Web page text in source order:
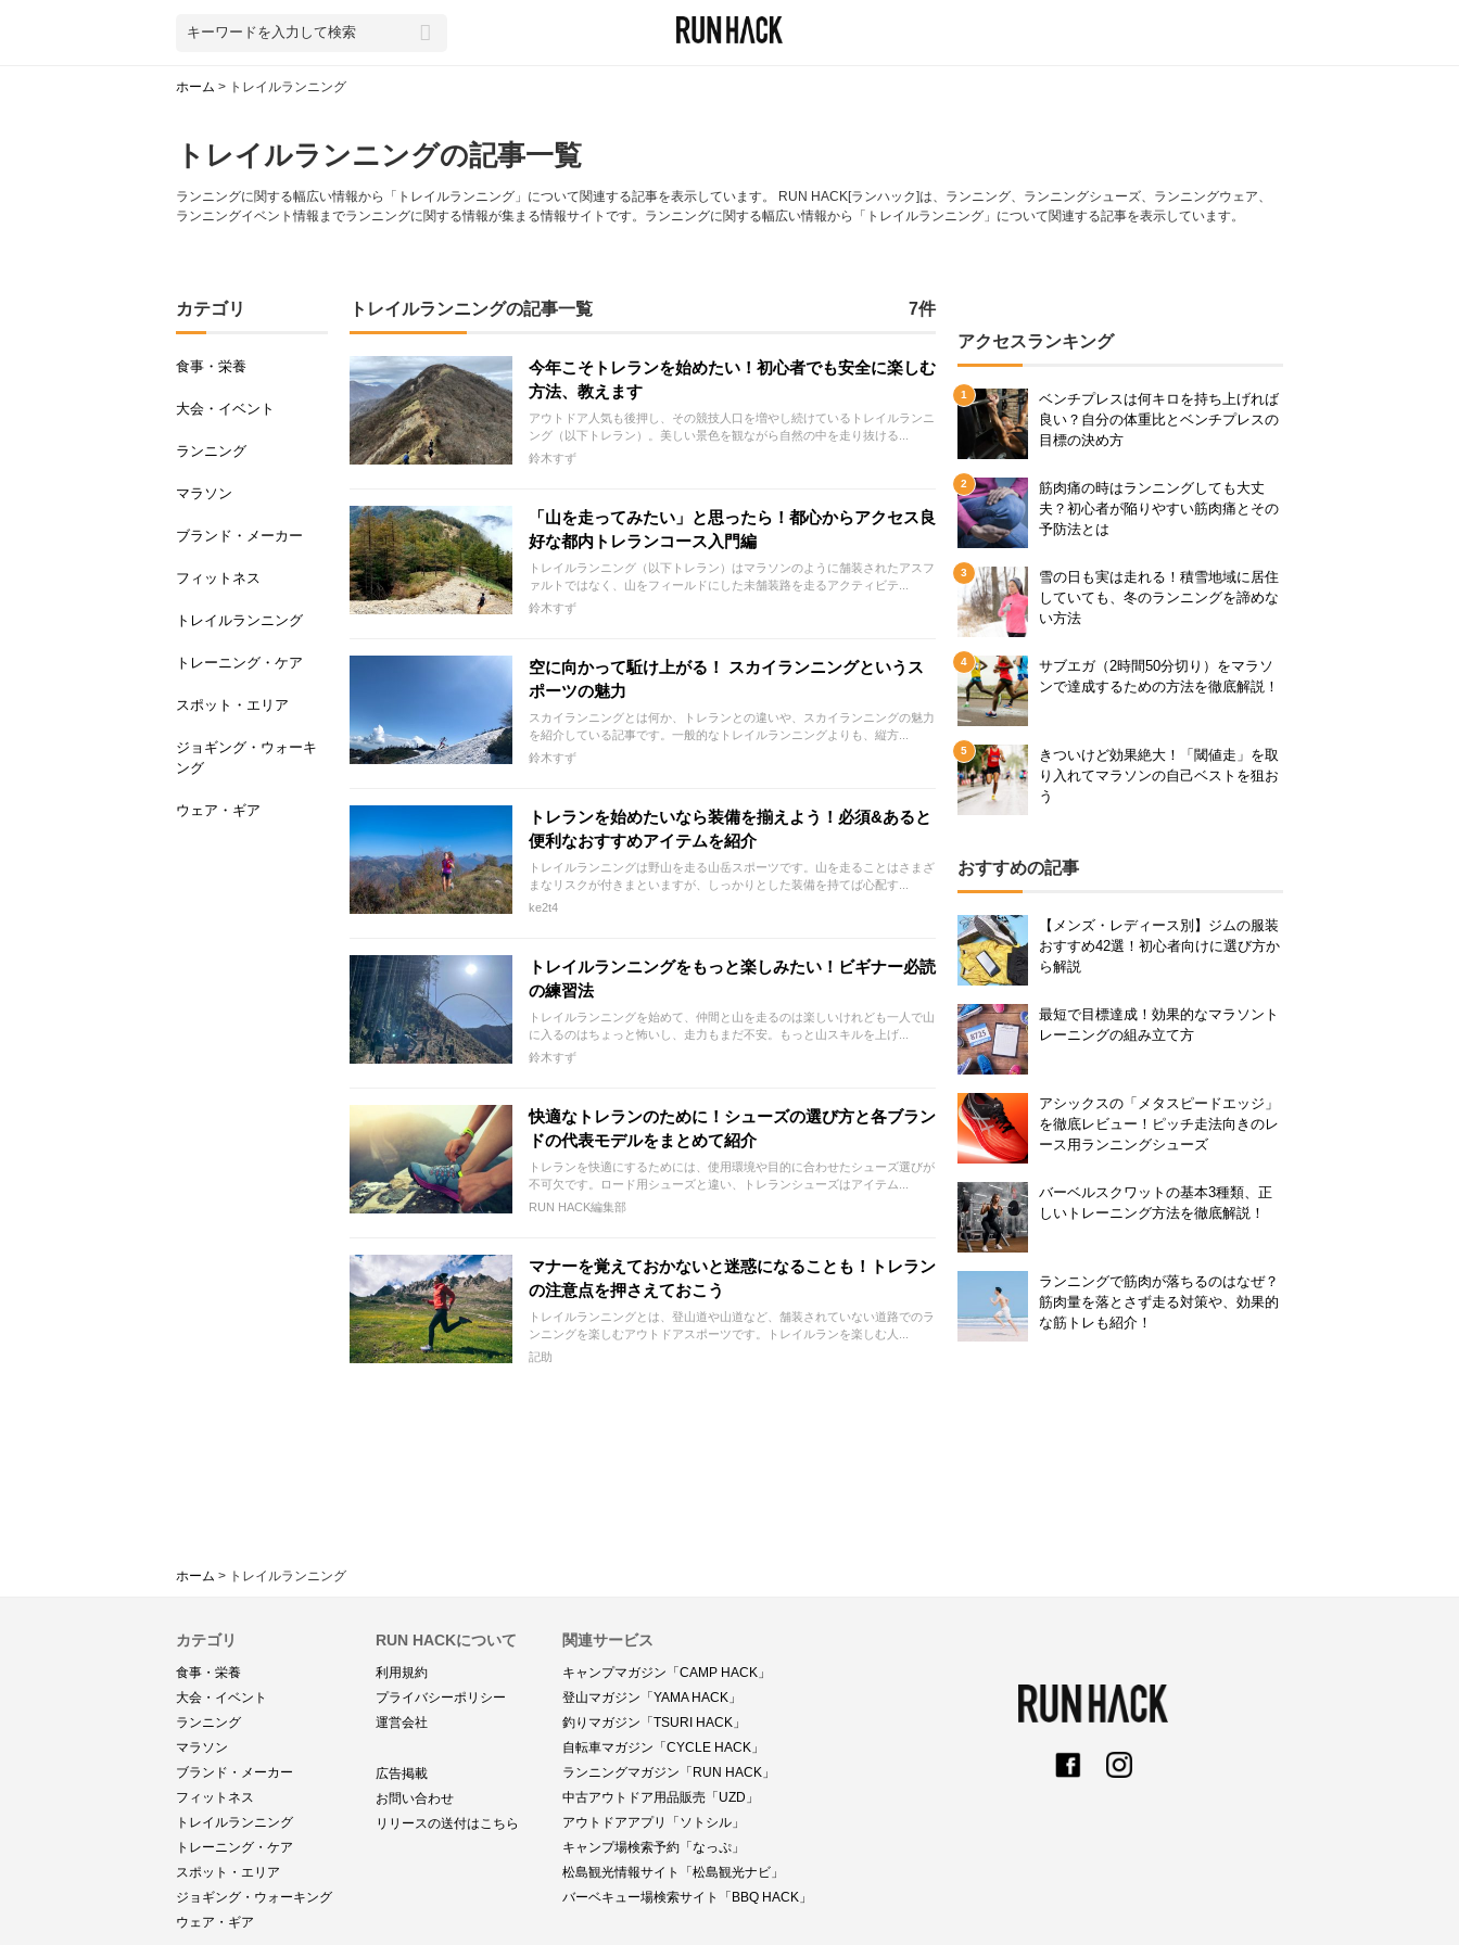
ホーム > トレイルランニング
トレイルランニングの記事一覧
ランニングに関する幅広い情報から「トレイルランニング」について関連する記事を表示しています。 RUN HACK[ランハック]は、ランニング、ランニングシューズ、ランニングウェア、
ランニングイベント情報までランニングに関する情報が集まる情報サイトです。ランニングに関する幅広い情報から「トレイルランニング」について関連する記事を表示しています。
カテゴリ
食事・栄養
大会・イベント
ランニング
マラソン
ブランド・メーカー
フィットネス
トレイルランニング
トレーニング・ケア
スポット・エリア
ジョギング・ウォーキ
ング
ウェア・ギア
トレイルランニングの記事一覧 7件
今年こそトレランを始めたい！初心者でも安全に楽しむ
方法、教えます
アウトドア人気も後押し、その競技人口を増やし続けているトレイルランニ
ング（以下トレラン）。美しい景色を観ながら自然の中を走り抜ける...
鈴木すず
「山を走ってみたい」と思ったら！都心からアクセス良
好な都内トレランコース入門編
トレイルランニング（以下トレラン）はマラソンのように舗装されたアスフ
ァルトではなく、山をフィールドにした未舗装路を走るアクティビテ...
鈴木すず
空に向かって駈け上がる！ スカイランニングというス
ポーツの魅力
スカイランニングとは何か、トレランとの違いや、スカイランニングの魅力
を紹介している記事です。一般的なトレイルランニングよりも、縦方...
鈴木すず
トレランを始めたいなら装備を揃えよう！必須&あると
便利なおすすめアイテムを紹介
トレイルランニングは野山を走る山岳スポーツです。山を走ることはさまざ
まなリスクが付きまといますが、しっかりとした装備を持てば心配す...
ke2t4
トレイルランニングをもっと楽しみたい！ビギナー必読
の練習法
トレイルランニングを始めて、仲間と山を走るのは楽しいけれども一人で山
に入るのはちょっと怖いし、走力もまだ不安。もっと山スキルを上げ...
鈴木すず
快適なトレランのために！シューズの選び方と各ブラン
ドの代表モデルをまとめて紹介
トレランを快適にするためには、使用環境や目的に合わせたシューズ選びが
不可欠です。ロード用シューズと違い、トレランシューズはアイテム...
RUN HACK編集部
マナーを覚えておかないと迷惑になることも！トレラン
の注意点を押さえておこう
トレイルランニングとは、登山道や山道など、舗装されていない道路でのラ
ンニングを楽しむアウトドアスポーツです。トレイルランを楽しむ人...
記助
アクセスランキング
ベンチプレスは何キロを持ち上げれば
良い？自分の体重比とベンチプレスの
目標の決め方
筋肉痛の時はランニングしても大丈
夫？初心者が陥りやすい筋肉痛とその
予防法とは
雪の日も実は走れる！積雪地域に居住
していても、冬のランニングを諦めな
い方法
サブエガ（2時間50分切り）をマラソ
ンで達成するための方法を徹底解説！
きついけど効果絶大！「閾値走」を取
り入れてマラソンの自己ベストを狙お
う
おすすめの記事
【メンズ・レディース別】ジムの服装
おすすめ42選！初心者向けに選び方か
ら解説
最短で目標達成！効果的なマラソント
レーニングの組み立て方
アシックスの「メタスピードエッジ」
を徹底レビュー！ピッチ走法向きのレ
ース用ランニングシューズ
バーベルスクワットの基本3種類、正
しいトレーニング方法を徹底解説！
ランニングで筋肉が落ちるのはなぜ？
筋肉量を落とさず走る対策や、効果的
な筋トレも紹介！
ホーム > トレイルランニング
カテゴリ
食事・栄養
大会・イベント
ランニング
マラソン
ブランド・メーカー
フィットネス
トレイルランニング
トレーニング・ケア
スポット・エリア
ジョギング・ウォーキング
ウェア・ギア
RUN HACKについて
利用規約
プライバシーポリシー
運営会社
広告掲載
お問い合わせ
リリースの送付はこちら
関連サービス
キャンプマガジン「CAMP HACK」
登山マガジン「YAMA HACK」
釣りマガジン「TSURI HACK」
自転車マガジン「CYCLE HACK」
ランニングマガジン「RUN HACK」
中古アウトドア用品販売「UZD」
アウトドアアプリ「ソトシル」
キャンプ場検索予約「なっぷ」
松島観光情報サイト「松島観光ナビ」
バーベキュー場検索サイト「BBQ HACK」